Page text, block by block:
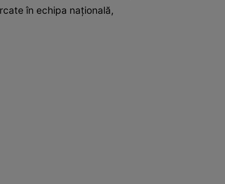
în echipa naţională,